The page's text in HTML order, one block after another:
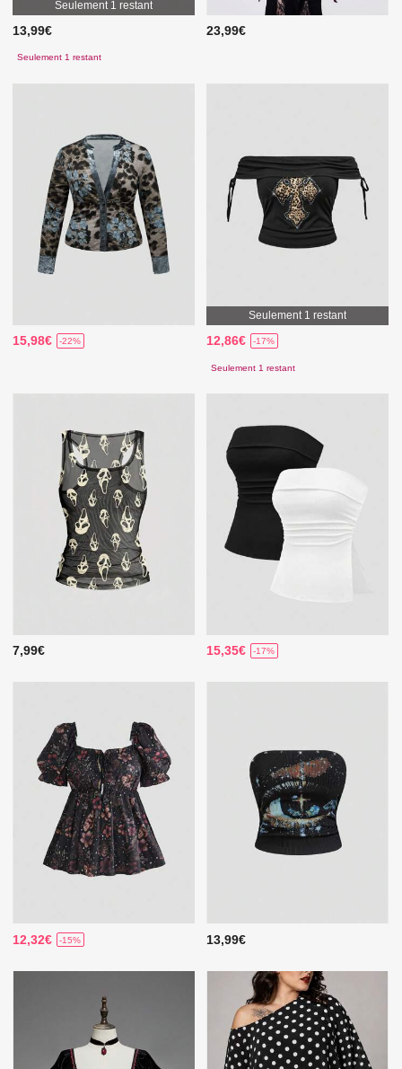
Seulement 1 restant
13,99€
Seulement 1 restant
23,99€
15,98€ -22%
Seulement 1 restant
12,86€ -17%
Seulement 1 restant
7,99€ 15,35€ -17%
12,32€ -15% 13,99€